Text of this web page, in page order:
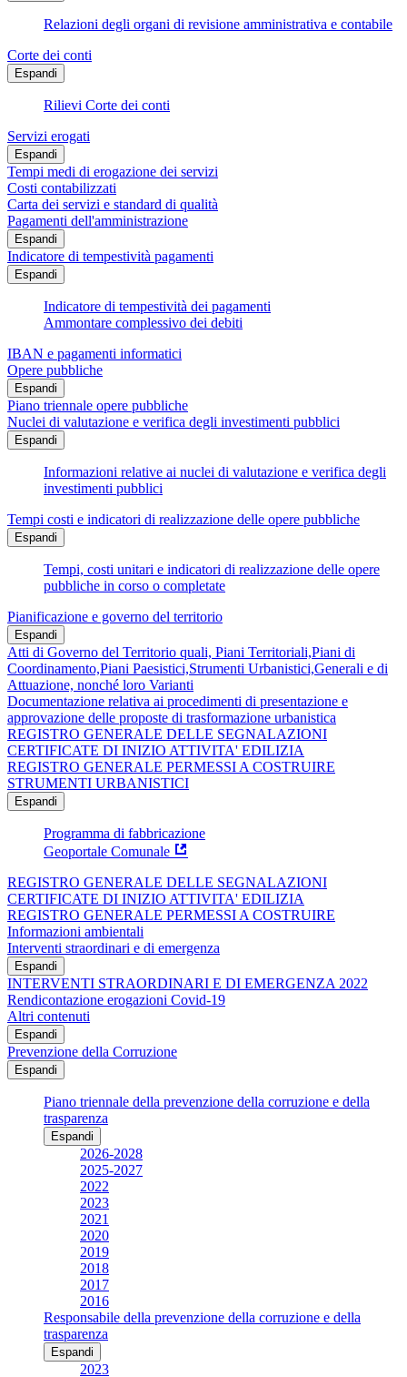
Relazioni degli organi di revisione amministrativa e contabile
Corte dei conti
Espandi
Rilievi Corte dei conti
Servizi erogati
Espandi
Tempi medi di erogazione dei servizi
Costi contabilizzati
Carta dei servizi e standard di qualità
Pagamenti dell'amministrazione
Espandi
Indicatore di tempestività pagamenti
Espandi
Indicatore di tempestività dei pagamenti
Ammontare complessivo dei debiti
IBAN e pagamenti informatici
Opere pubbliche
Espandi
Piano triennale opere pubbliche
Nuclei di valutazione e verifica degli investimenti pubblici
Espandi
Informazioni relative ai nuclei di valutazione e verifica degli
investimenti pubblici
Tempi costi e indicatori di realizzazione delle opere pubbliche
Espandi
Tempi, costi unitari e indicatori di realizzazione delle opere
pubbliche in corso o completate
Pianificazione e governo del territorio
Espandi
Atti di Governo del Territorio quali, Piani Territoriali,Piani di
Coordinamento,Piani Paesistici,Strumenti Urbanistici,Generali e di
Attuazione, nonché loro Varianti
Documentazione relativa ai procedimenti di presentazione e
approvazione delle proposte di trasformazione urbanistica
REGISTRO GENERALE DELLE SEGNALAZIONI
CERTIFICATE DI INIZIO ATTIVITA' EDILIZIA
REGISTRO GENERALE PERMESSI A COSTRUIRE
STRUMENTI URBANISTICI
Espandi
Programma di fabbricazione
Geoportale Comunale
REGISTRO GENERALE DELLE SEGNALAZIONI
CERTIFICATE DI INIZIO ATTIVITA' EDILIZIA
REGISTRO GENERALE PERMESSI A COSTRUIRE
Informazioni ambientali
Interventi straordinari e di emergenza
Espandi
INTERVENTI STRAORDINARI E DI EMERGENZA 2022
Rendicontazione erogazioni Covid-19
Altri contenuti
Espandi
Prevenzione della Corruzione
Espandi
Piano triennale della prevenzione della corruzione e della
trasparenza
Espandi
2026-2028
2025-2027
2022
2023
2021
2020
2019
2018
2017
2016
Responsabile della prevenzione della corruzione e della
trasparenza
Espandi
2023